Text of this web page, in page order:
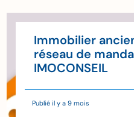
Immobilier
réseau de
IMOCONSEIL
Publié il y a 9 mois